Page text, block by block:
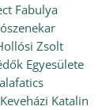
Fabulya
Zsolt
Egyesülete
Keveházi Katalin